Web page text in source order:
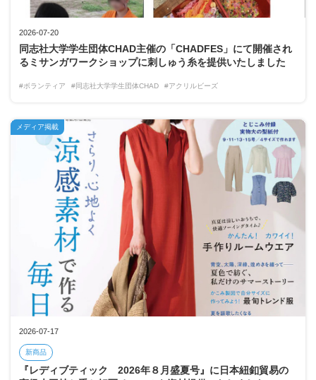
2026-07-20
同志社大学学生団体CHAD主催の「CHADFES」にて開催され
るミサンガワークショップに刺しゅう糸を提供いたしました
#ボランティア #同志社大学学生団体CHAD #アクリルビーズ
2026-07-17
新商品
『レディブティック 2026年８月盛夏号』に日本紐釦貿易の
メディア掲載